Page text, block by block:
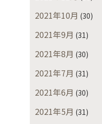
2021年10月 (30)
2021年9月 (31)
2021年8月 (30)
2021年7月 (31)
2021年6月 (30)
2021年5月 (31)